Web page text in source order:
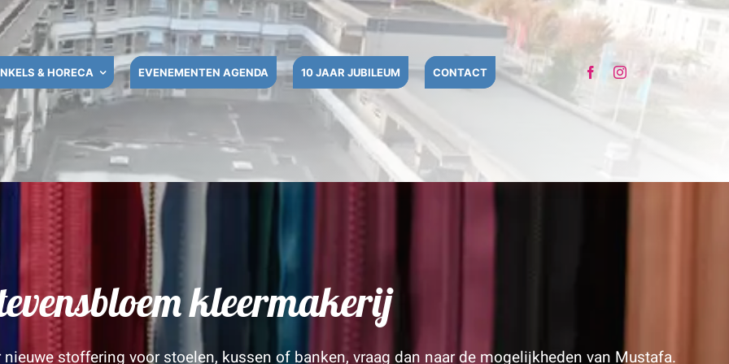
& HORECA EVENEMENTEN AGENDA 10 JAAR JUBILEUM CONTACT
kleermakerij
stoffering voor stoelen, kussen of banken, vraag dan naar de mogelijkheden van Mustafa.